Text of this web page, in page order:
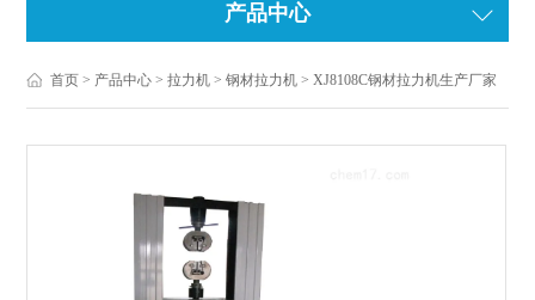
产品中心
首页 > 产品中心 >拉力机 >钢材拉力机 > XJ8108C钢材拉力机生产厂家